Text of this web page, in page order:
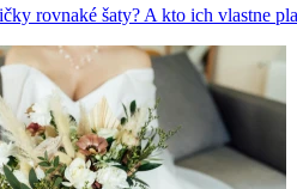
rovnaké šaty? A kto ich vlastne